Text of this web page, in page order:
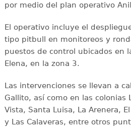
por medio del plan operativo
El operativo incluye el
tipo pitbull en monitoreos y
puestos de control ubicados en
Elena, en la zona 3.
Las intervenciones se llevan a
Gallito, así como en las colonias
Vista, Santa Luisa, La Arenera,
y Las Calaveras, entre otros